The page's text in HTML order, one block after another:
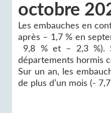
octobre
Les embauches en
après – 1,7 % en
9,8 % et – 2,3 %).
départements hormis
Sur un an, les
de plus d’un mois (-